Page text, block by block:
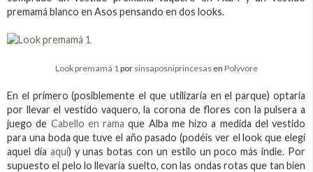
premamá blanco en Asos pensando en dos looks.
Look premamá 1 por sinsaposniprincesasen Polyvore
En el primero (posiblemente el que utilizaría en el parque) optaría
por llevar el vestido vaquero, la corona de flores con la pulsera a
juego de Cabello en rama que Alba me hizo a medida del vestido
para una boda que tuve el año pasado (podéis ver el look que elegí
aquel día aquí) y unas botas con un estilo un poco más indie. Por
supuesto el pelo lo llevaría suelto, con las ondas rotas que tan bien